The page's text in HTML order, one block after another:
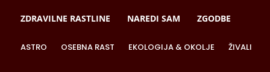
ZDRAVILNE RASTLINE NAREDI SAM ZGODBE
ASTRO OSEBNA RAST EKOLOGIJA & OKOLJE ŽIVALI